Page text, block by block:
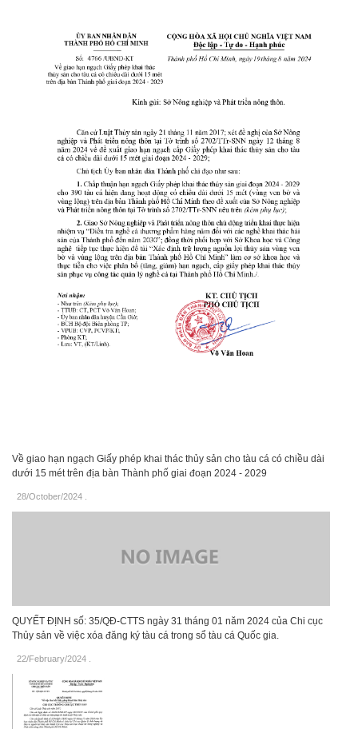
Về giao hạn ngạch Giấy phép khai thác thủy sản cho tàu cá có chiều dài
dưới 15 mét trên địa bàn Thành phố giai đoạn 2024 - 2029
28/October/2024
QUYẾT ĐỊNH số: 35/QĐ-CTTS ngày 31 tháng 01 năm 2024 của Chi cục
Thủy sản về việc xóa đăng ký tàu cá trong sổ tàu cá Quốc gia.
22/February/2024